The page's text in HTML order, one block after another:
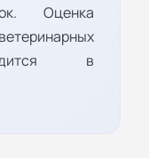
Оценка
в